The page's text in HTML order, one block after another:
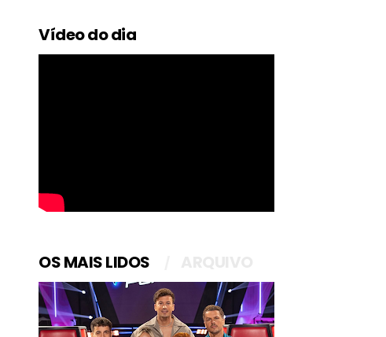
Vídeo do dia
OS MAIS LIDOS